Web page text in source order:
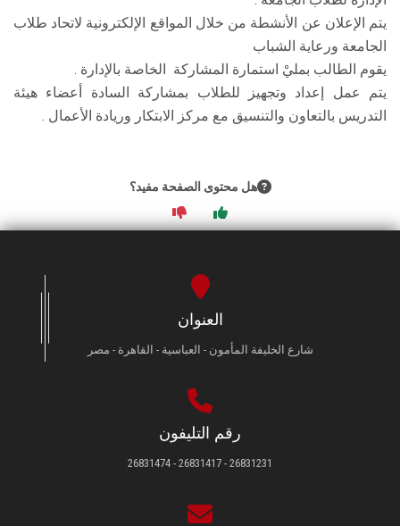
يتم الإعلان عن الأنشطة من خلال المواقع الإلكترونية لاتحاد طلاب
الجامعة ورعاية الشباب
يقوم الطالب بمليْ استمارة المشاركة الخاصة بالإدارة .
يتم عمل إعداد وتجهيز للطلاب بمشاركة السادة أعضاء هيئة
التدريس بالتعاون والتنسيق مع مركز الابتكار وريادة الأعمال .
هل محتوى الصفحة مفيد؟
العنوان
شارع الخليفة المأمون - العباسية - القاهرة - مصر
رقم التليفون
26831231 - 26831417 - 26831474